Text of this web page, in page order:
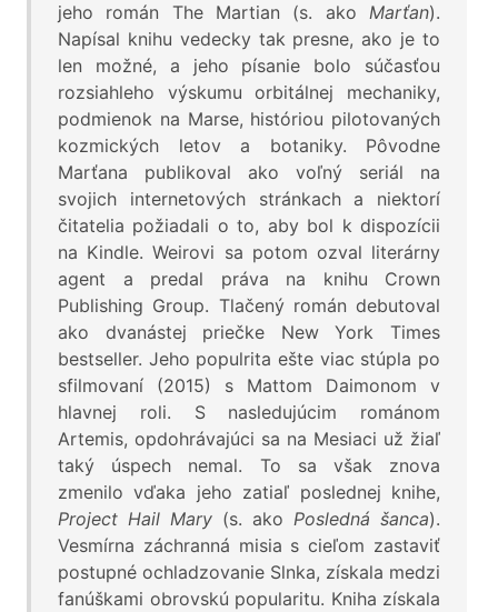
jeho román The Martian (s. ako Marťan).
Napísal knihu vedecky tak presne, ako je to
len možné, a jeho písanie bolo súčasťou
rozsiahleho výskumu orbitálnej mechaniky,
podmienok na Marse, históriou pilotovaných
kozmických letov a botaniky. Pôvodne
Marťana publikoval ako voľný seriál na
svojich internetových stránkach a niektorí
čitatelia požiadali o to, aby bol k dispozícii
na Kindle. Weirovi sa potom ozval literárny
agent a predal práva na knihu Crown
Publishing Group. Tlačený román debutoval
ako dvanástej priečke New York Times
bestseller. Jeho populrita ešte viac stúpla po
sfilmovaní (2015) s Mattom Daimonom v
hlavnej roli. S nasledujúcim románom
Artemis, opdohrávajúci sa na Mesiaci už žiaľ
taký úspech nemal. To sa však znova
zmenilo vďaka jeho zatiaľ poslednej knihe,
Project Hail Mary (s. ako Posledná šanca).
Vesmírna záchranná misia s cieľom zastaviť
postupné ochladzovanie Slnka, získala medzi
fanúškami obrovskú popularitu. Kniha získala